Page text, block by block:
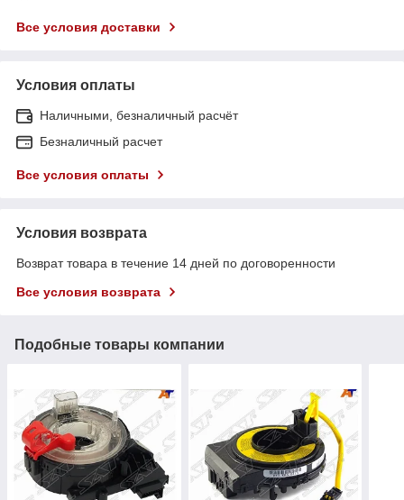
Все условия доставки
Условия оплаты
Наличными, безналичный расчёт
Безналичный расчет
Все условия оплаты
Условия возврата
Возврат товара в течение 14 дней по договоренности
Все условия возврата
Подобные товары компании